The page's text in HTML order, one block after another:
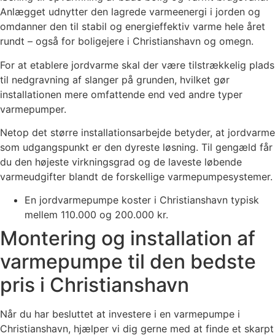
Anlægget udnytter den lagrede varmeenergi i jorden og
omdanner den til stabil og energieffektiv varme hele året
rundt – også for boligejere i Christianshavn og omegn.
For at etablere jordvarme skal der være tilstrækkelig plads
til nedgravning af slanger på grunden, hvilket gør
installationen mere omfattende end ved andre typer
varmepumper.
Netop det større installationsarbejde betyder, at jordvarme
som udgangspunkt er den dyreste løsning. Til gengæld får
du den højeste virkningsgrad og de laveste løbende
varmeudgifter blandt de forskellige varmepumpesystemer.
En jordvarmepumpe koster i Christianshavn typisk
mellem 110.000 og 200.000 kr.
Montering og installation af
varmepumpe til den bedste
pris i Christianshavn
Når du har besluttet at investere i en varmepumpe i
Christianshavn, hjælper vi dig gerne med at finde et skarpt